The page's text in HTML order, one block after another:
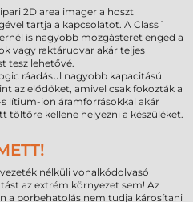
2D area imager a hoszt
tartja a kapcsolatot. A Class 1
is nagyobb mozgásteret enged a
vagy raktárudvar akár teljes
tesz lehetővé.
ráadásul nagyobb kapacitású
az elődöket, amivel csak fokozták a
lítium-ion áramforrásokkal akár
töltőre kellene helyezni a készüléket.
nélküli vonalkódolvasó
az extrém környezet sem! Az
a porbehatolás nem tudja károsítani